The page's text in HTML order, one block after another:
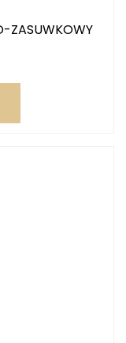
ZASUWKOWY